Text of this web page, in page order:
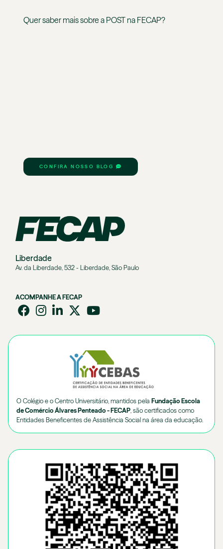
Quer saber mais sobre a POST na FECAP?
CONFIRA NOSSO BLOG
Liberdade
Av. da Liberdade, 532 - Liberdade, São Paulo
ACOMPANHE A FECAP
O Colégio e o Centro Universitário, mantidos pela Fundação Escola
de Comércio Álvares Penteado - FECAP , são certificados como
Entidades Beneficentes de Assistência Social na área da educação.